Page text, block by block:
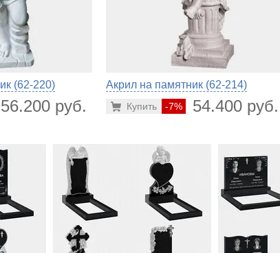
(62-220)
56.200 руб.
Акрил на памятник (62-214)
-7% 54.400 руб.
Купить